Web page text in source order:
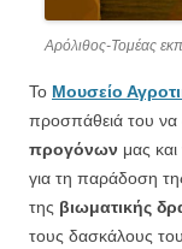
Αρόλιθος-Τομέας
Το Μουσείο
προσπάθειά του να
προγόνων μας
για τη παράδοση
της βιωματικής
τους δασκάλους